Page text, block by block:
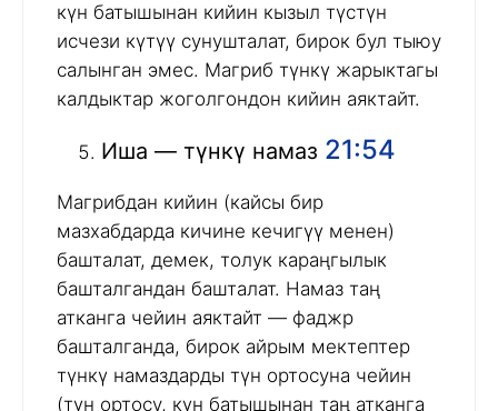
күн батышынан кийин кызыл түстүн
исчези күтүү сунушталат, бирок бул тыюу
салынган эмес. Магриб түнкү жарыктагы
калдыктар жоголгондон кийин аяктайт.
Иша — түнкү намаз 21:54
Магрибдан кийин (кайсы бир
мазхабдарда кичине кечигүү менен)
башталат, демек, толук караңгылык
башталгандан башталат. Намаз таң
атканга чейин аяктайт — фаджр
башталганда, бирок айрым мектептер
түнкү намаздарды түн ортосуна чейин
(түн ортосу, күн батышынан таң атканга